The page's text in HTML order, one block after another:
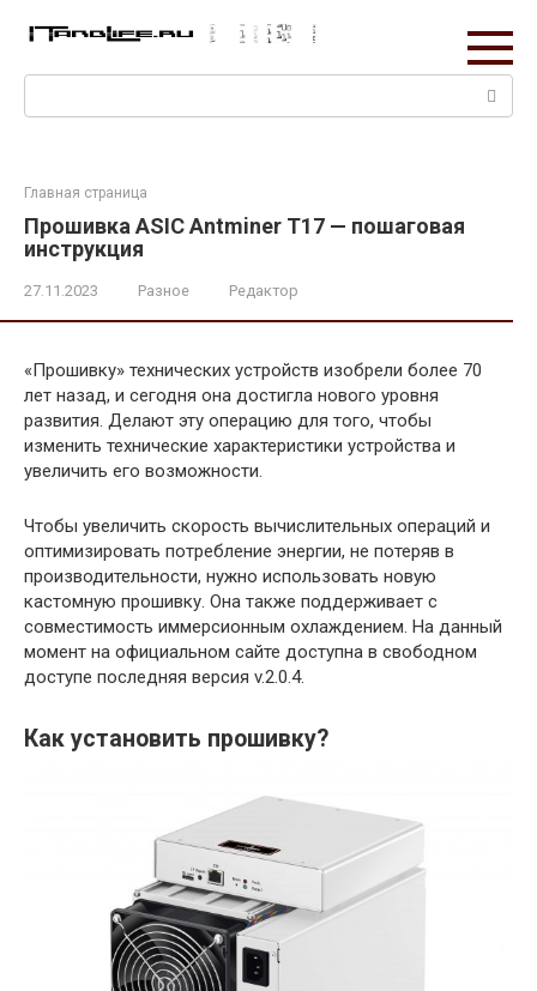
Поиск:
Главная страница
Прошивка ASIC Antminer T17 — пошаговая
инструкция
27.11.2023 Разное Редактор
«Прошивку» технических устройств изобрели более 70
лет назад, и сегодня она достигла нового уровня
развития. Делают эту операцию для того, чтобы
изменить технические характеристики устройства и
увеличить его возможности.
Чтобы увеличить скорость вычислительных операций и
оптимизировать потребление энергии, не потеряв в
производительности, нужно использовать новую
кастомную прошивку. Она также поддерживает с
совместимость иммерсионным охлаждением. На данный
момент на официальном сайте доступна в свободном
доступе последняя версия v.2.0.4.
Как установить прошивку?